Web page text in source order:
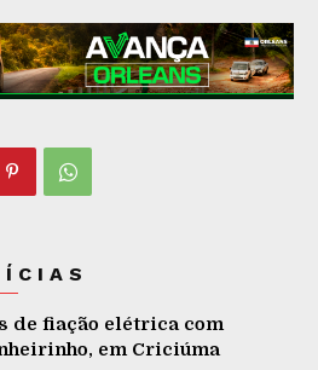
de fiação elétrica com
em Criciúma